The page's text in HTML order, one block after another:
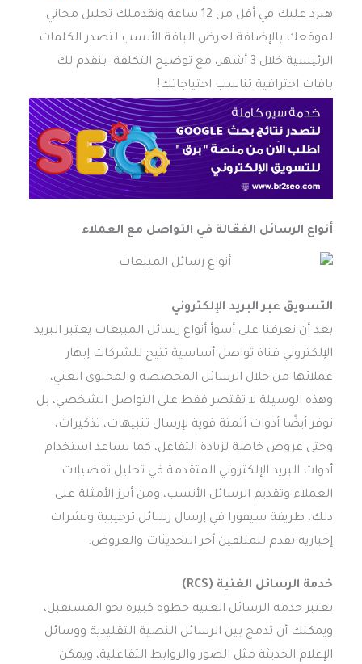
هنرد عليك في أقل من 12 ساعة ونقدملك تحليل مجاني
لموقعك بالإضافة لعرض الباقة الأنسب لتصدر الكلمات
الرئيسية خلال 3 أشهر، مع توضيح التكلفة. بنقدم لك
باقات احترافية تناسب احتياجاتك!
أنواع الرسائل الفعّالة في التواصل مع العملاء
التسويق عبر البريد الإلكتروني
بعد أن تعرفنا على أسوأ أنواع رسائل المبيعات يعتبر البريد
الإلكتروني قناة تواصل أساسية تتيح للشركات إبهار
عملائها من خلال الرسائل المخصصة والمحتوى الغني،
وهذه الوسيلة لا تقتصر فقط على التواصل الشخصي، بل
توفر أيضًا أدوات أتمتة قوية لإرسال تنبيهات، تذكيرات،
وحتى عروض خاصة لزيادة التفاعل، كما يساعد استخدام
أدوات البريد الإلكتروني المتقدمة في تحليل تفضيلات
العملاء وتقديم الرسائل الأنسب، ومن أبرز الأمثلة على
ذلك، طريقة سيفورا في إرسال رسائل ترحيبية ونشرات
إخبارية تقدم للمتلقين آخر التحديثات والعروض.
خدمة الرسائل الغنية (RCS)
تعتبر خدمة الرسائل الغنية خطوة كبيرة نحو المستقبل،
ويمكنك أن تدمج بين الرسائل النصية التقليدية ووسائل
الإعلام الحديثة مثل الصور والروابط التفاعلية، ويمكن